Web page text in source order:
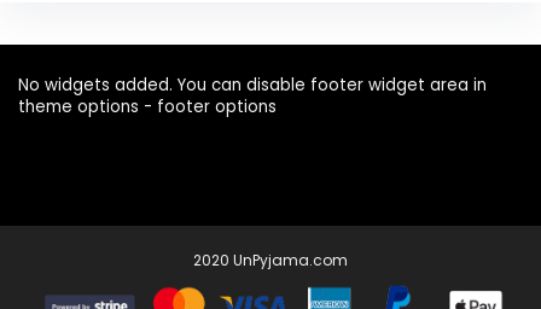
No widgets added. You can disable footer widget area in
theme options - footer options
2020 UnPyjama.com